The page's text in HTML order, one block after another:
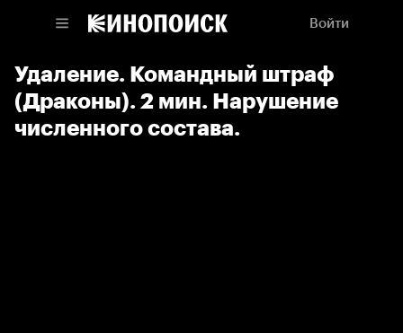
Войти
Удаление. Командный штраф
(Драконы). 2 мин. Нарушение
численного состава.